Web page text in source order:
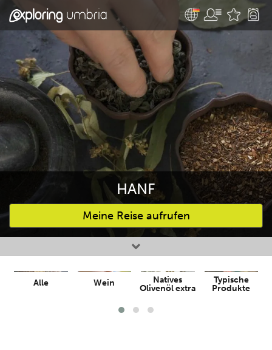
HANF
Meine Reise aufrufen
Bevorzugte Aktivitäten
Alle Wein
Natives
Olivenöl extra
Typische
Produkte